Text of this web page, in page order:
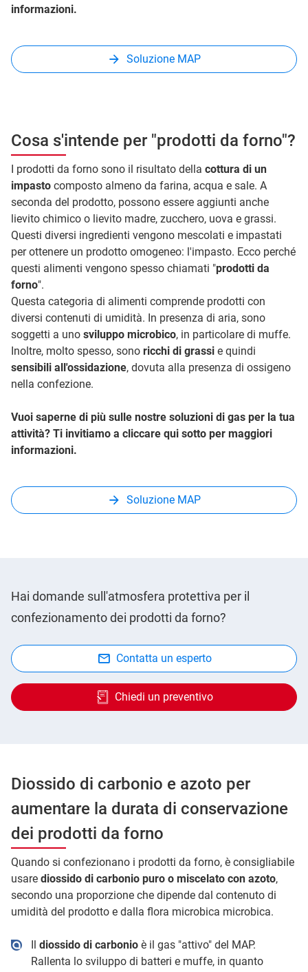
informazioni.
Soluzione MAP
Cosa s'intende per "prodotti da forno"?
I prodotti da forno sono il risultato della cottura di un
impasto composto almeno da farina, acqua e sale. A
seconda del prodotto, possono essere aggiunti anche
lievito chimico o lievito madre, zucchero, uova e grassi.
Questi diversi ingredienti vengono mescolati e impastati
per ottenere un prodotto omogeneo: l'impasto. Ecco perché
questi alimenti vengono spesso chiamati "prodotti da
forno".
Questa categoria di alimenti comprende prodotti con
diversi contenuti di umidità. In presenza di aria, sono
soggetti a uno sviluppo microbico, in particolare di muffe.
Inoltre, molto spesso, sono ricchi di grassi e quindi
sensibili all'ossidazione, dovuta alla presenza di ossigeno
nella confezione.
Vuoi saperne di più sulle nostre soluzioni di gas per la tua
attività? Ti invitiamo a cliccare qui sotto per maggiori
informazioni.
Soluzione MAP
Hai domande sull'atmosfera protettiva per il
confezionamento dei prodotti da forno?
Contatta un esperto
Chiedi un preventivo
Diossido di carbonio e azoto per
aumentare la durata di conservazione
dei prodotti da forno
Quando si confezionano i prodotti da forno, è consigliabile
usare diossido di carbonio puro o miscelato con azoto,
secondo una proporzione che dipende dal contenuto di
umidità del prodotto e dalla flora microbica microbica.
Il diossido di carbonioè il gas "attivo" del MAP.
Rallenta lo sviluppo di batteri e muffe, in quanto